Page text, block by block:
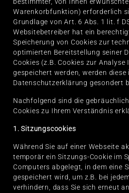
Warenkorbfunktion) erforderlich
Grundlage von Art. 6 Abs. 1 lit. f
Websitebetreiber hat ein
Speicherung von Cookies zur
optimierten Bereitstellung seiner
Cookies (z.B. Cookies zur
gespeichert werden, werden diese
Datenschutzerklärung gesondert
Nachfolgend sind die
Cookies zu Ihrem Verständnis
1. Sitzungscookies
Während Sie auf einer Webseite
temporär ein Sitzungs-Cookie im
Computers abgelegt, in dem eine
gespeichert wird, um z.B. bei
verhindern, dass Sie sich erneut